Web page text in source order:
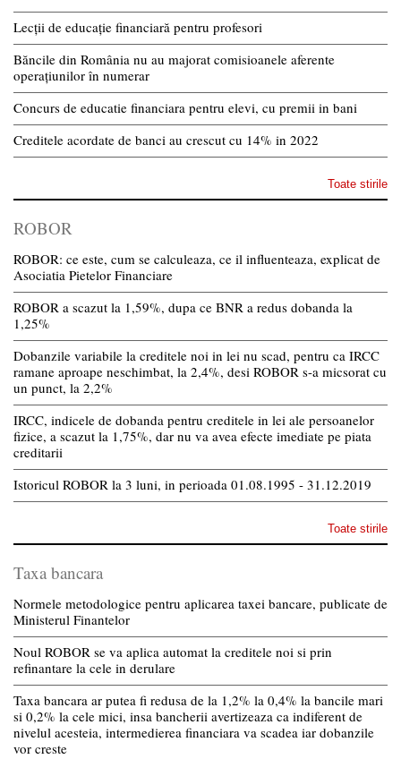
Lecții de educație financiară pentru profesori
Băncile din România nu au majorat comisioanele aferente
operațiunilor în numerar
Concurs de educatie financiara pentru elevi, cu premii in bani
Creditele acordate de banci au crescut cu 14% in 2022
Toate stirile
ROBOR
ROBOR: ce este, cum se calculeaza, ce il influenteaza, explicat de
Asociatia Pietelor Financiare
ROBOR a scazut la 1,59%, dupa ce BNR a redus dobanda la
1,25%
Dobanzile variabile la creditele noi in lei nu scad, pentru ca IRCC
ramane aproape neschimbat, la 2,4%, desi ROBOR s-a micsorat cu
un punct, la 2,2%
IRCC, indicele de dobanda pentru creditele in lei ale persoanelor
fizice, a scazut la 1,75%, dar nu va avea efecte imediate pe piata
creditarii
Istoricul ROBOR la 3 luni, in perioada 01.08.1995 - 31.12.2019
Toate stirile
Taxa bancara
Normele metodologice pentru aplicarea taxei bancare, publicate de
Ministerul Finantelor
Noul ROBOR se va aplica automat la creditele noi si prin
refinantare la cele in derulare
Taxa bancara ar putea fi redusa de la 1,2% la 0,4% la bancile mari
si 0,2% la cele mici, insa bancherii avertizeaza ca indiferent de
nivelul acesteia, intermedierea financiara va scadea iar dobanzile
vor creste